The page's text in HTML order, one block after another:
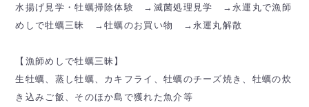
水揚げ見学・牡蠣掃除体験 →滅菌処理見学
→永運丸で漁師
めしで牡蠣三昧
→牡蠣のお買い物 →永運丸解散
【 漁師めしで牡蠣三昧】
生牡蠣、蒸し牡蠣、カキフライ、牡蠣のチーズ焼き、 牡蠣の炊
き込みご飯、そのほか島で獲れた魚介等